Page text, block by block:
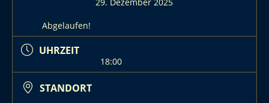
Abgelaufen!
UHRZEIT
18:00
STANDORT